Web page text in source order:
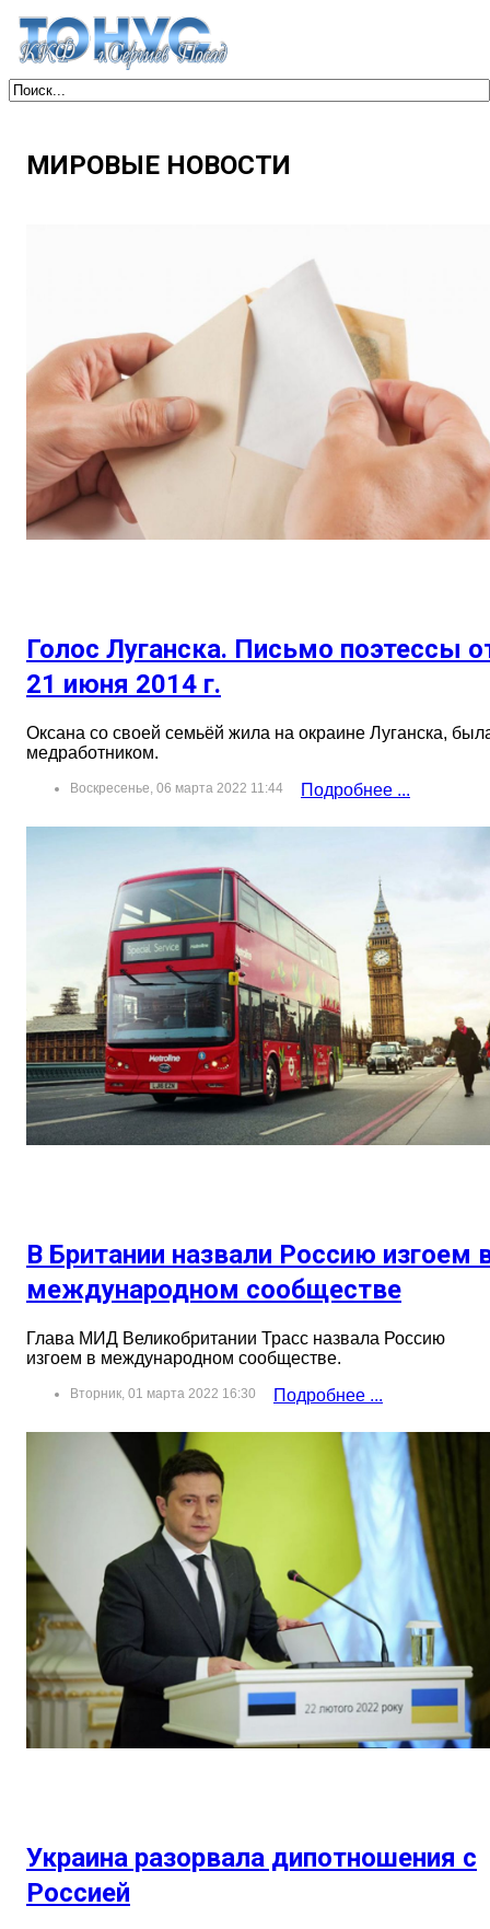
МИРОВЫЕ НОВОСТИ
Голос Луганска. Письмо поэтессы
21 июня 2014 г.
Оксана со своей семьёй жила на окраине Луганска,
медработником.
Воскресенье, 06 марта 2022 11:44 Подробнее ...
В Британии назвали Россию изгоем
международном сообществе
Глава МИД Великобритании Трасс назвала Россию
изгоем в международном сообществе.
Вторник, 01 марта 2022 16:30 Подробнее ...
Украина разорвала дипотношения с
Россией